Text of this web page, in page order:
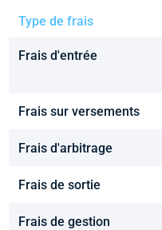
Type de frais
Frais d'entrée
Frais sur versements
Frais d'arbitrage
Frais de sortie
Frais de gestion